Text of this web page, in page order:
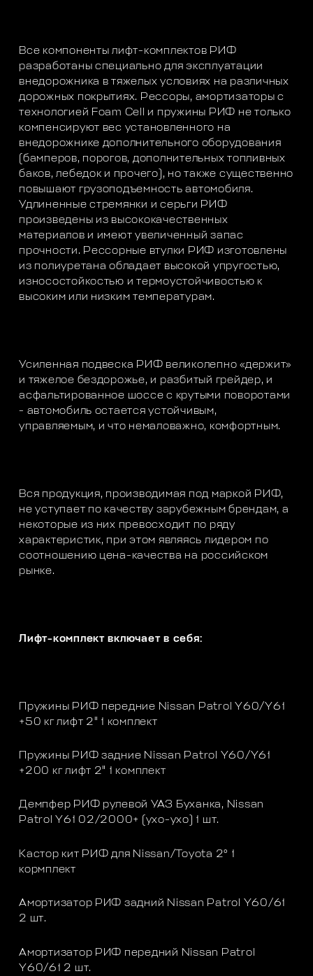
Все компоненты лифт-комплектов РИФ
разработаны специально для эксплуатации
внедорожника в тяжелых условиях на различных
дорожных покрытиях. Рессоры, амортизаторы с
технологией Foam Cell и пружины РИФ не только
компенсируют вес установленного на
внедорожнике дополнительного оборудования
(бамперов, порогов, дополнительных топливных
баков, лебедок и прочего), но также существенно
повышают грузоподъемность автомобиля.
Удлиненные стремянки и серьги РИФ
произведены из высококачественных
материалов и имеют увеличенный запас
прочности. Рессорные втулки РИФ изготовлены
из полиуретана обладает высокой упругостью,
износостойкостью и термоустойчивостью к
высоким или низким температурам.
Усиленная подвеска РИФ великолепно «держит»
и тяжелое бездорожье, и разбитый грейдер, и
асфальтированное шоссе с крутыми поворотами
- автомобиль остается устойчивым,
управляемым, и что немаловажно, комфортным.
Вся продукция, производимая под маркой РИФ,
не уступает по качеству зарубежным брендам, а
некоторые из них превосходит по ряду
характеристик, при этом являясь лидером по
соотношению цена-качества на российском
рынке.
Лифт-комплект включает в себя:
Пружины РИФ передние Nissan Patrol Y60/Y61
+50 кг лифт 2" 1 комплект
Пружины РИФ задние Nissan Patrol Y60/Y61
+200 кг лифт 2" 1 комплект
Демпфер РИФ рулевой УАЗ Буханка, Nissan
Patrol Y61 02/2000+ (ухо-ухо) 1 шт.
Кастор кит РИФ для Nissan/Toyota 2° 1
кормплект
Амортизатор РИФ задний Nissan Patrol Y60/61
2 шт.
Амортизатор РИФ передний Nissan Patrol
Y60/61 2 шт.